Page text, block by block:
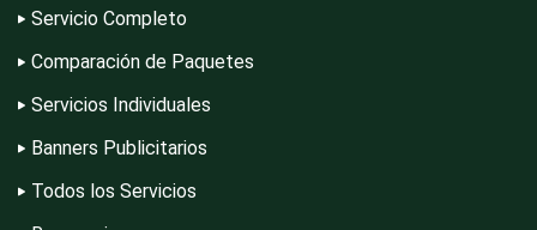
Empaques y Embalajes
Empresas de Limpieza
Energía Solar
Servicio Completo
Comparación de Paquetes
Servicios Individuales
Banners Publicitarios
Todos los Servicios